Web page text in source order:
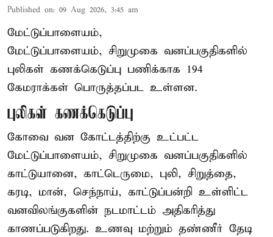
Published on: 09 Aug 2026, 3:45 am
மேட்டுப்பாளையம்,
மேட்டுப்பாளையம், சிறுமுகை வனப்பகுதிகளில்
புலிகள் கணக்கெடுப்பு பணிக்காக 194
கேமராக்கள் பொருத்தப்பட உள்ளன.
புலிகள் கணக்கெடுப்பு
கோவை வன கோட்டத்திற்கு உட்பட்ட
மேட்டுப்பாளையம், சிறுமுகை வனப்பகுதிகளில்
காட்டுயானை, காட்டெருமை, புலி, சிறுத்தை,
கரடி, மான், செந்நாய், காட்டுப்பன்றி உள்ளிட்ட
வனவிலங்குகளின் நடமாட்டம் அதிகரித்து
காணப்படுகிறது. உணவு மற்றும் தண்ணீர் தேடி